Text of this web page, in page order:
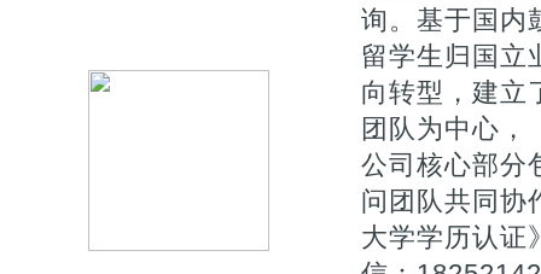
询。基于国内
留学生归国立
向转型，建立
团队为中心，
公司核心部分
问团队共同协
大学学历认证